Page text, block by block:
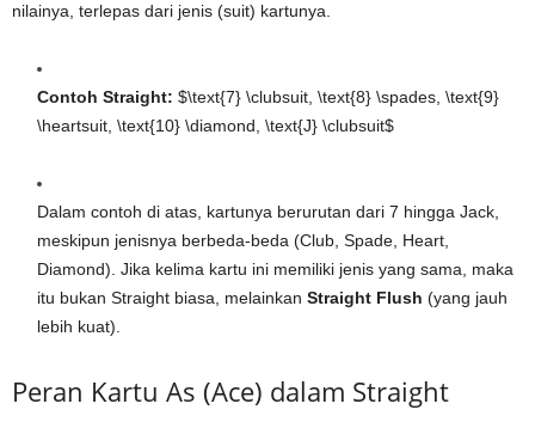
nilainya, terlepas dari jenis (suit) kartunya.
Contoh Straight: $\text{7} \clubsuit, \text{8} \spades, \text{9}
\heartsuit, \text{10} \diamond, \text{J} \clubsuit$
Dalam contoh di atas, kartunya berurutan dari 7 hingga Jack,
meskipun jenisnya berbeda-beda (Club, Spade, Heart,
Diamond). Jika kelima kartu ini memiliki jenis yang sama, maka
itu bukan Straight biasa, melainkan Straight Flush (yang jauh
lebih kuat).
Peran Kartu As (Ace) dalam Straight